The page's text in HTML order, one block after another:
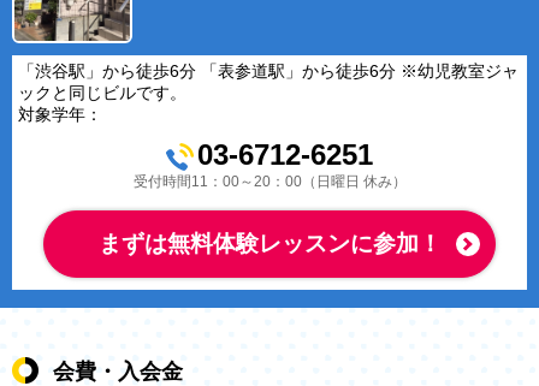
「渋谷駅」から徒歩6分 「表参道駅」から徒歩6分 ※幼児教室ジャ
ックと同じビルです。
対象学年：
03-6712-6251
受付時間11：00～20：00（日曜日 休み）
まずは無料体験レッスンに参加！
会費・入会金